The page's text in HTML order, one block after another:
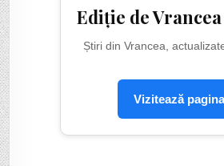
Ediție de
Știri din Vrancea,
Vizitează pagina